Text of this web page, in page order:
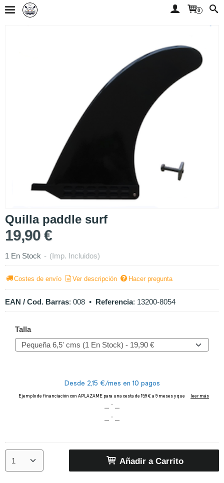
0
Quilla paddle surf
19,90 €
1 En Stock - (Imp. Incluidos)
Costes de envío Ver descripción Hacer pregunta
EAN / Cod. Barras: 008 • Referencia: 13200-8054
Talla
Añadir a Carrito